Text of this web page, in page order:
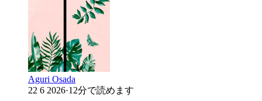
Aguri Osada
22 6 2026·12分で読めます